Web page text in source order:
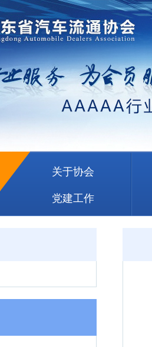
关于协会
党建工作